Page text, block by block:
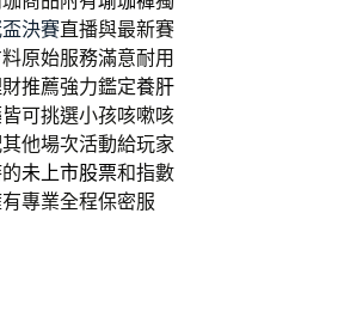
決賽直播與最新賽
原始服務滿意耐用
推薦強力鑑定養肝
皆可挑選小孩咳嗽咳
他場次活動給玩家
未上市股票和指數
專業全程保密服